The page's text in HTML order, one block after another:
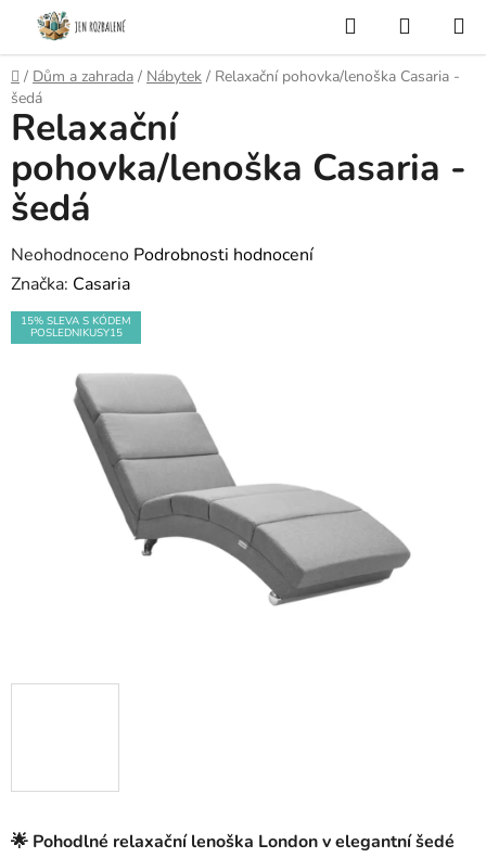
Přejít
obsah
Hledat
KOŠÍK
Domů
/ Dům a zahrada / Nábytek / Relaxační pohovka/lenoška Casaria -
šedá
🌟 Pohodlné relaxační lenoška Londonv elegantníšedé
Relaxační
pohovka/lenoška Casaria -
šedá
Průměrné
hodnocení
produktu
je
Neohodnoceno Podrobnosti hodnocení
Značka: Casaria
15% SLEVA S KÓDEM
POSLEDNIKUSY15